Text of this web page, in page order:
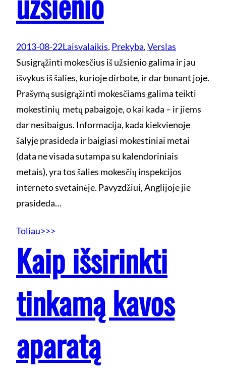
2013-08-22Laisvalaikis, Prekyba, Verslas
Susigrąžinti mokesčius iš užsienio galima ir jau
išvykus iš šalies, kurioje dirbote, ir dar būnant joje.
Prašymą susigrąžinti mokesčiams galima teikti
mokestinių metų pabaigoje, o kai kada – ir jiems
dar nesibaigus. Informacija, kada kiekvienoje
šalyje prasideda ir baigiasi mokestiniai metai
(data ne visada sutampa su kalendoriniais
metais), yra tos šalies mokesčių inspekcijos
interneto svetainėje. Pavyzdžiui, Anglijoje jie
prasideda…
Toliau>>>
Kaip išsirinkti
tinkamą kavos
aparatą